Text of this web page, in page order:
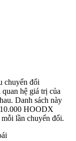
chuyển đổi
hệ giá trị của
Danh sách này
HOODX
lần chuyển đổi.